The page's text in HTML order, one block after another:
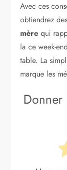
Avec ces
obtiendrez des
mère qui
la ce week-
table. La
marque les